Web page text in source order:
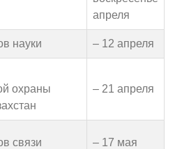
апреля
науки – 12 апреля
охраны
– 21 апреля
связи – 17 мая